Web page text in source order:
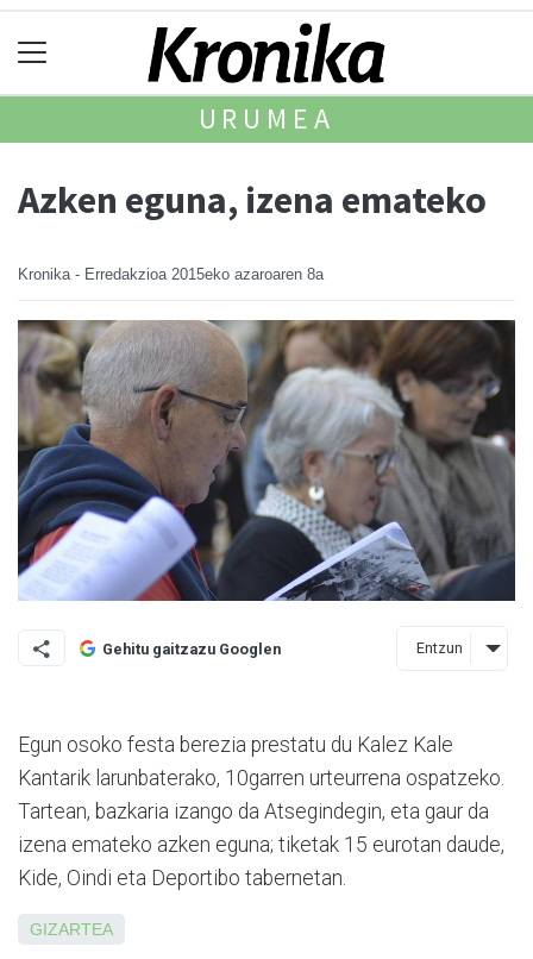
URUMEA
Azken eguna, izena emateko
Kronika - Erredakzioa 2015eko azaroaren 8a
Gehitu gaitzazu Googlen Entzun
Egun osoko festa berezia prestatu du Kalez Kale
Kantarik larunbaterako, 10garren urteurrena ospatzeko.
Tartean, bazkaria izango da Atsegindegin, eta gaur da
izena emateko azken eguna; tiketak 15 eurotan daude,
Kide, Oindi eta Deportibo tabernetan.
GIZARTEA